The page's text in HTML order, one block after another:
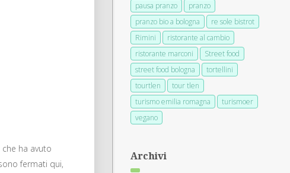
ha avuto
fermati qui,
pausa pranzo
pranzo
pranzo bio a bologna
re sole bistrot
Rimini
ristorante al cambio
ristorante marconi
Street food
street food bologna
tortellini
tourtlen
tour tlen
turismo emilia romagna
turismoer
vegano
Archivi